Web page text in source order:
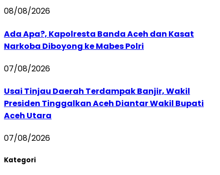
08/08/2026
Ada Apa?, Kapolresta Banda Aceh dan Kasat
Narkoba Diboyong ke Mabes Polri
07/08/2026
Usai Tinjau Daerah Terdampak Banjir, Wakil
Presiden Tinggalkan Aceh Diantar Wakil Bupati
Aceh Utara
07/08/2026
Kategori